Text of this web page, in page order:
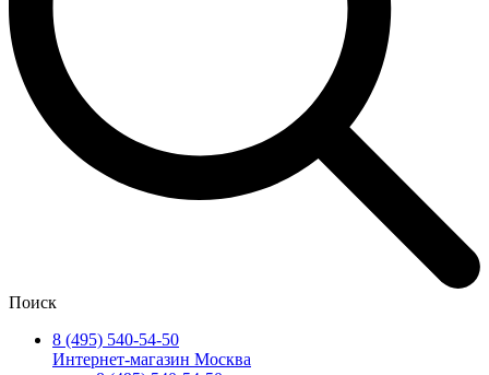
Поиск
8 (495) 540-54-50
Интернет-магазин Москва